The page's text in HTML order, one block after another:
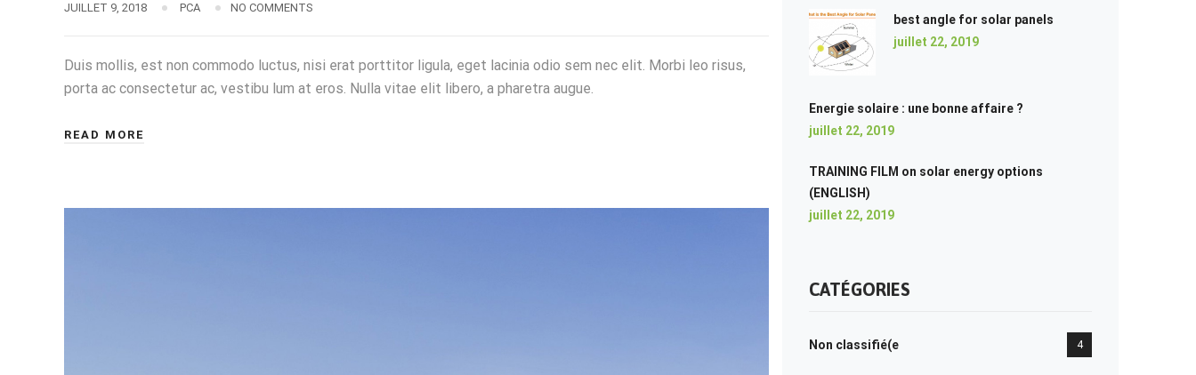
JUILLET 9, 2018 PCA NO COMMENTS
Duis mollis, est non commodo luctus, nisi erat porttitor ligula, eget lacinia odio sem nec elit. Morbi leo risus,
porta ac consectetur ac, vestibu lum at eros. Nulla vitae elit libero, a pharetra augue.
READ MORE
best angle for solar panels
juillet 22, 2019
Energie solaire : une bonne affaire ?
juillet 22, 2019
TRAINING FILM on solar energy options
(ENGLISH)
juillet 22, 2019
CATÉGORIES
Non classifié(e 4